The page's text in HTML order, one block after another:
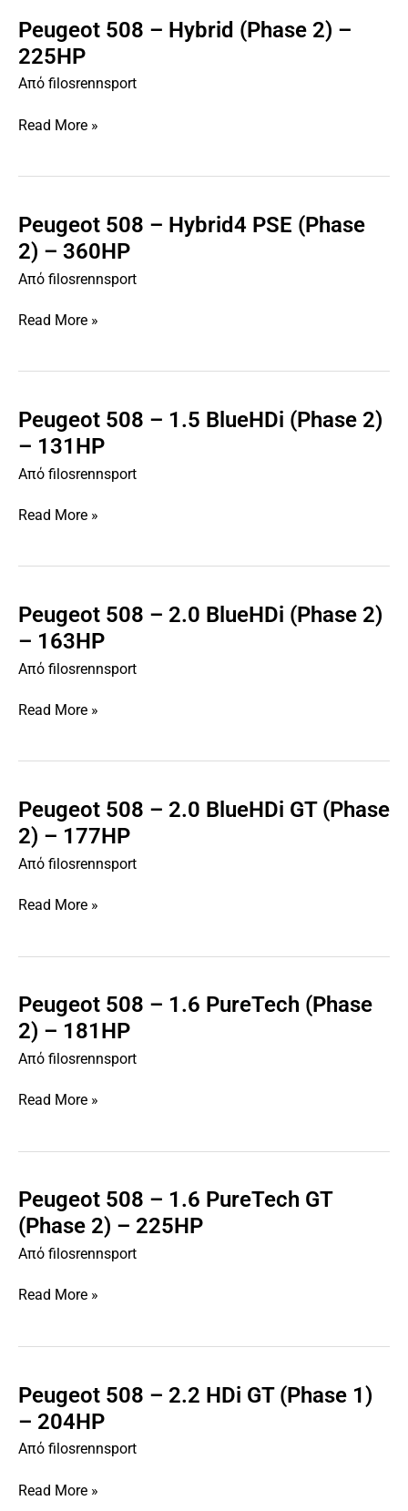
Peugeot 508 – Hybrid (Phase 2) –
225HP
Από filosrennsport
Peugeot
508
–
Hybrid
2)
225HP
Read More »
Peugeot 508 – Hybrid4 PSE (Phase
2) – 360HP
Από filosrennsport
Peugeot
508
–
Hybrid4
(Phase
–
Read More »
Peugeot 508 – 1.5 BlueHDi (Phase 2)
– 131HP
Από filosrennsport
Peugeot
508
1.5
(Phase
–
Read More »
Peugeot 508 – 2.0 BlueHDi (Phase 2)
– 163HP
Από filosrennsport
Peugeot
508
2.0
(Phase
–
Read More »
Peugeot 508 – 2.0 BlueHDi GT (Phase
2) – 177HP
Από filosrennsport
Peugeot
508
–
2.0
GT
2)
177HP
Read More »
Peugeot 508 – 1.6 PureTech (Phase
2) – 181HP
Από filosrennsport
Peugeot
508
–
1.6
(Phase
–
Read More »
Peugeot 508 – 1.6 PureTech GT
(Phase 2) – 225HP
Από filosrennsport
Peugeot
508
–
1.6
GT
2)
225HP
Read More »
Peugeot 508 – 2.2 HDi GT (Phase 1)
– 204HP
Από filosrennsport
Peugeot
508
2.2
GT
Read More »